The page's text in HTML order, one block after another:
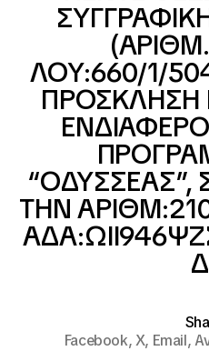
ΛΟΥ:660/1/
ΤΗΝ
Facebook,X, Email,